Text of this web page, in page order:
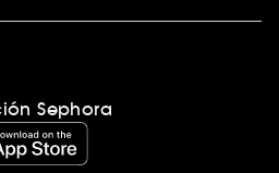
Sephora